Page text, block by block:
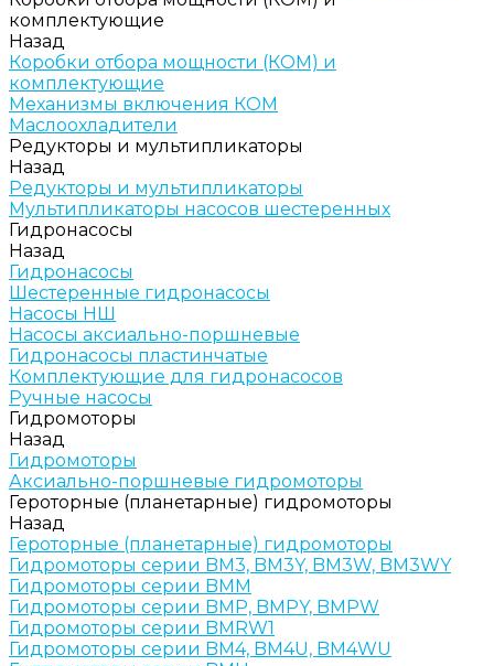
комплектующие
Назад
Коробки отбора мощности (КОМ) и
комплектующие
Механизмы включения КОМ
Маслоохладители
Редукторы и мультипликаторы
Назад
Редукторы и мультипликаторы
Мультипликаторы насосов шестеренных
Гидронасосы
Назад
Гидронасосы
Шестеренные гидронасосы
Насосы НШ
Насосы аксиально-поршневые
Гидронасосы пластинчатые
Комплектующие для гидронасосов
Ручные насосы
Гидромоторы
Назад
Гидромоторы
Аксиально-поршневые гидромоторы
Героторные (планетарные) гидромоторы
Назад
Героторные (планетарные) гидромоторы
Гидромоторы серии BM3, BM3Y, BM3W, BM3WY
Гидромоторы серии BMM
Гидромоторы серии BMP, BMPY, BMPW
Гидромоторы серии BMRW1
Гидромоторы серии BМ4, BM4U, BМ4WU